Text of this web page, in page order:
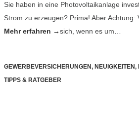
Sie haben in eine Photovoltaikanlage
Strom zu erzeugen? Prima! Aber Achtung:
sich, wenn es um…
Mehr erfahren →
GEWERBEVERSICHERUNGEN, NEUIGKEITEN,
TIPPS & RATGEBER